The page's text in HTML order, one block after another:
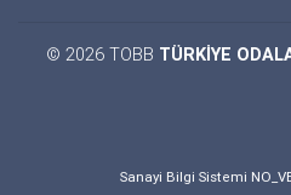
© 2026 TOBB TÜRKİYE
Sanayi Bilgi Sistemi